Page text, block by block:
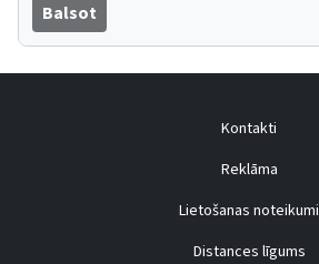
Balsot
Kontakti
Reklāma
Lietošanas noteikumi
Distances līgums